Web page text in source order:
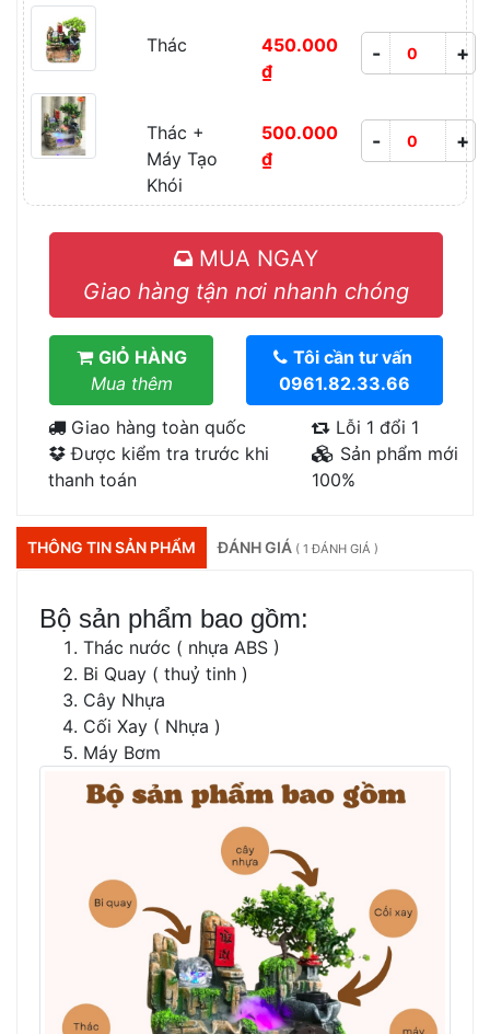
Thác
450.000
₫
- +
Thác +
Máy Tạo
Khói
500.000
₫
- +
MUA NGAY
Giao hàng tận nơi nhanh chóng
GIỎ HÀNG
Mua thêm
Tôi cần tư vấn
0961.82.33.66
Giao hàng toàn quốc
Được kiểm tra trước khi
thanh toán
Lỗi 1 đổi 1
Sản phẩm mới
100%
THÔNG TIN SẢN PHẨM ĐÁNH GIÁ ( 1 ĐÁNH GIÁ )
Bộ sản phẩm bao gồm:
Thác nước ( nhựa ABS )
Bi Quay ( thuỷ tinh )
Cây Nhựa
Cối Xay ( Nhựa )
Máy Bơm